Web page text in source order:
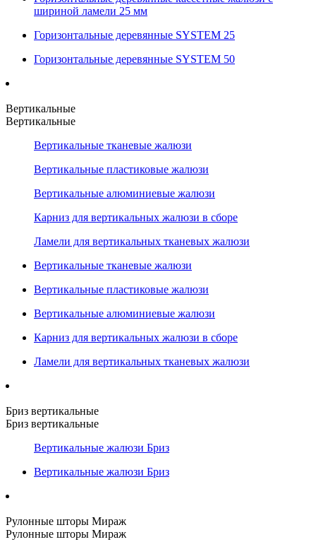
шириной ламели 25 мм
Горизонтальные деревянные SYSTEM 25
Горизонтальные деревянные SYSTEM 50
Вертикальные
Вертикальные
Вертикальные тканевые жалюзи
Вертикальные пластиковые жалюзи
Вертикальные алюминиевые жалюзи
Карниз для вертикальных жалюзи в сборе
Ламели для вертикальных тканевых жалюзи
Вертикальные тканевые жалюзи
Вертикальные пластиковые жалюзи
Вертикальные алюминиевые жалюзи
Карниз для вертикальных жалюзи в сборе
Ламели для вертикальных тканевых жалюзи
Бриз вертикальные
Бриз вертикальные
Вертикальные жалюзи Бриз
Вертикальные жалюзи Бриз
Рулонные шторы Мираж
Рулонные шторы Мираж